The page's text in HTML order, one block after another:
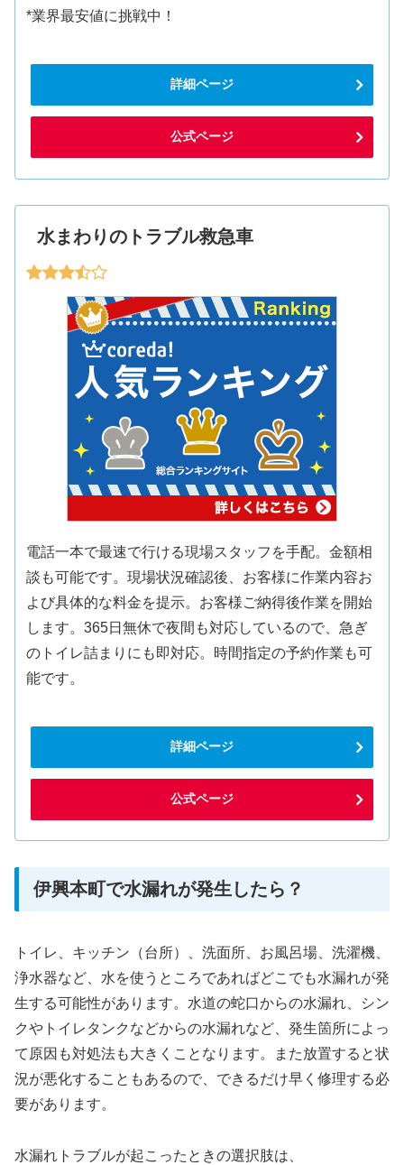
*業界最安値に挑戦中！
詳細ページ
公式ページ
水まわりのトラブル救急車
電話一本で最速で行ける現場スタッフを手配。金額相
談も可能です。現場状況確認後、お客様に作業内容お
よび具体的な料金を提示。お客様ご納得後作業を開始
します。365日無休で夜間も対応しているので、急ぎ
のトイレ詰まりにも即対応。時間指定の予約作業も可
能です。
詳細ページ
公式ページ
伊興本町で水漏れが発生したら？
トイレ、キッチン（台所）、洗面所、お風呂場、洗濯機、
浄水器など、水を使うところであればどこでも水漏れが発
生する可能性があります。水道の蛇口からの水漏れ、シン
クやトイレタンクなどからの水漏れなど、発生箇所によっ
て原因も対処法も大きくことなります。また放置すると状
況が悪化することもあるので、できるだけ早く修理する必
要があります。
水漏れトラブルが起こったときの選択肢は、